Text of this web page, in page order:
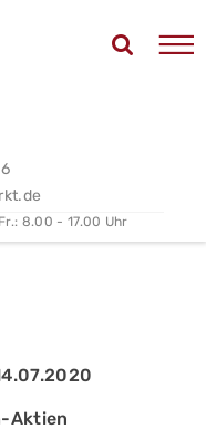
Fr.: 8.00 - 17.00 Uhr
Aktien